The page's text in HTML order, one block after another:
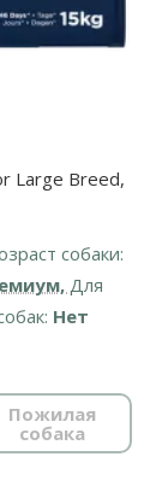
Large Breed,
собаки:
Для
Нет
Пожилая
собака